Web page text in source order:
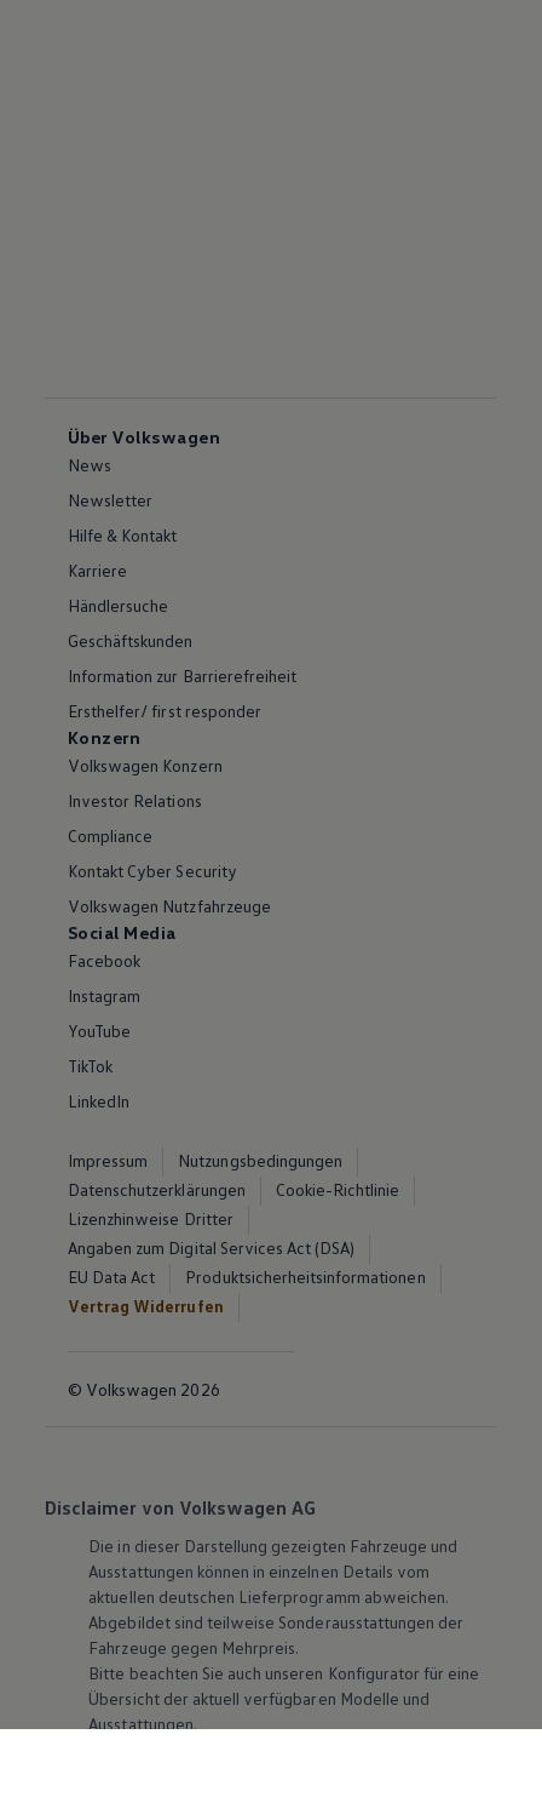
Über Volkswagen
News
Newsletter
Hilfe & Kontakt
Karriere
Händlersuche
Geschäftskunden
Information zur Barrierefreiheit
Ersthelfer/ first responder
Konzern
Volkswagen Konzern
Investor Relations
Compliance
Kontakt Cyber Security
Volkswagen Nutzfahrzeuge
Social Media
Facebook
Instagram
YouTube
TikTok
LinkedIn
Impressum
Nutzungsbedingungen
Datenschutzerklärungen
Cookie-Richtlinie
Lizenzhinweise Dritter
Angaben zum Digital Services Act (DSA)
EU Data Act
Produktsicherheitsinformationen
Vertrag Widerrufen
© Volkswagen 2026
Disclaimer von Volkswagen AG
Die in dieser Darstellung gezeigten Fahrzeuge und
Ausstattungen können in einzelnen Details vom
aktuellen deutschen Lieferprogramm abweichen.
Abgebildet sind teilweise Sonderausstattungen der
Fahrzeuge gegen Mehrpreis.
Bitte beachten Sie auch unseren Konfigurator für eine
Übersicht der aktuell verfügbaren Modelle und
Ausstattungen.